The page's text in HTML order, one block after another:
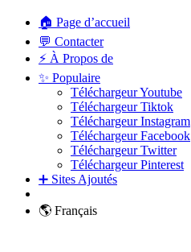
🏠 Page d’accueil
💬 Contacter
⚡ À Propos de
✨ Populaire
Téléchargeur Youtube
Téléchargeur Tiktok
Téléchargeur Instagram
Téléchargeur Facebook
Téléchargeur Twitter
Téléchargeur Pinterest
➕ Sites Ajoutés
🌎 Français